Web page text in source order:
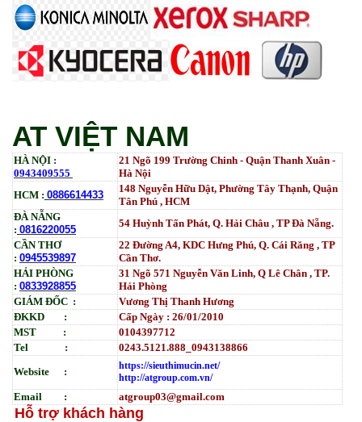
Tham Khảo
Mực in HP LaserJet Enterprise M610dn | M611dn |
M611x | M612dn | M612x | MFP M634 | MFP M635 |
MFP M636_W1470A (10.5K)_ Có chip_HALLOYA
AT VIỆT NAM
HÀ NỘI :
0943409555
21 Ngõ 199 Trường Chinh - Quận Thanh Xuân -
Hà Nội
HCM : 0886614433
148 Nguyễn Hữu Dật, Phường Tây Thạnh, Quận
Tân Phú , HCM
ĐÀ NẴNG
: 0816220055
54 Huỳnh Tấn Phát, Q. Hải Châu , TP Đà Nẵng.
CẦN THƠ
: 0945539897
22 Đường A4, KDC Hưng Phú, Q. Cái Răng , TP
Cần Thơ.
HẢI PHÒNG
: 0833928855
31 Ngõ 571 Nguyễn Văn Linh, Q Lê Chân , TP.
Hải Phòng
GIÁM ĐỐC :
Vương Thị Thanh Hương
ĐKKD :
Cấp Ngày : 26/01/2010
MST :
0104397712
Tel :
0243.5121.888_0943138866
Website :
https://sieuthimucin.net/
http://atgroup.com.vn/
Email : atgroup03@gmail.com
Hỗ trợ khách hàng